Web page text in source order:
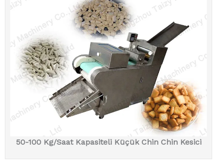
50-100 Kg/Saat Kapasiteli Küçük Chin Chin Kesici